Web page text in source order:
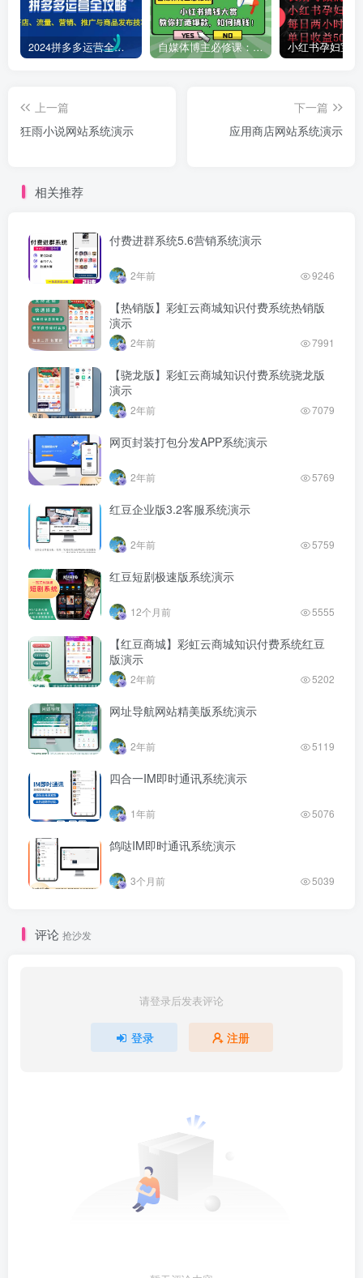
2024拼多多运营全攻略：开店、流量、营销、推广与商品发布技巧（无水印） 自媒体博主必修课：小红书搞钱大赏，教你打造爆款，如何搞钱（11节课）
上一篇
狂雨小说网站系统演示
下一篇
应用商店网站系统演示
相关推荐
付费进群系统5.6营销系统演示
2年前 9246
【热销版】彩虹云商城知识付费系统热销版
演示
2年前 7991
【骁龙版】彩虹云商城知识付费系统骁龙版
演示
2年前 7079
网页封装打包分发APP系统演示
2年前 5769
红豆企业版3.2客服系统演示
2年前 5759
红豆短剧极速版系统演示
12个月前 5555
【红豆商城】彩虹云商城知识付费系统红豆
版演示
2年前 5202
网址导航网站精美版系统演示
2年前 5119
四合一IM即时通讯系统演示
1年前 5076
鸽哒IM即时通讯系统演示
3个月前 5039
评论 抢沙发
请登录后发表评论
登录 注册